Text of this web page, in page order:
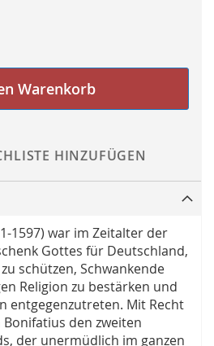
Warenkorb
HINZUFÜGEN
1597) war im Zeitalter der
Gottes für Deutschland,
schützen, Schwankende
Religion zu bestärken und
entgegenzutreten. Mit Recht
den zweiten
der unermüdlich im ganzen